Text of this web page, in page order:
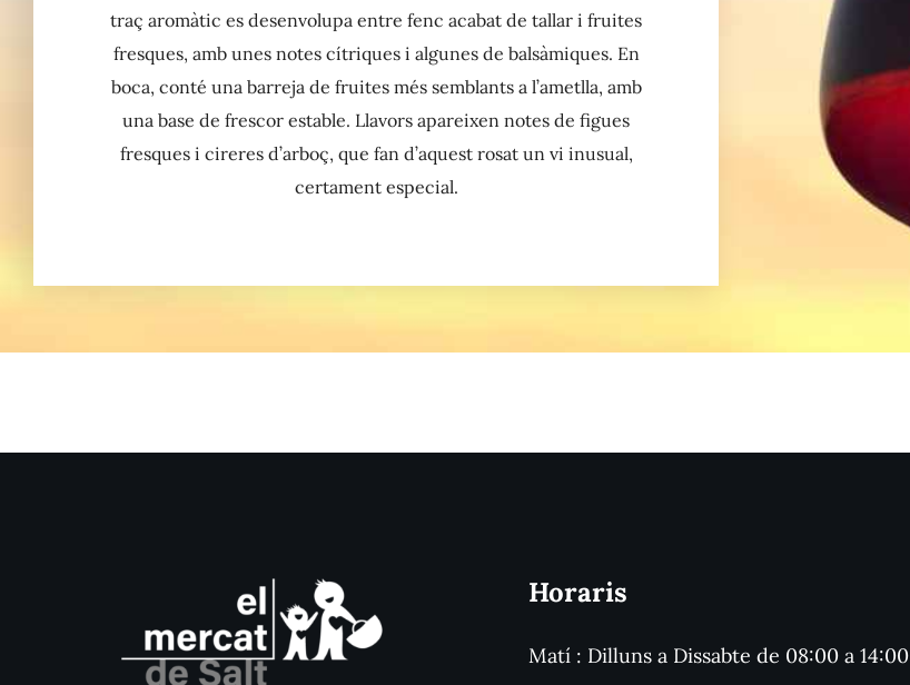
traç aromàtic es desenvolupa entre fenc acabat de tallar i fruites
fresques, amb unes notes cítriques i algunes de balsàmiques. En
boca, conté una barreja de fruites més semblants a l’ametlla, amb
una base de frescor estable. Llavors apareixen notes de figues
fresques i cireres d’arboç, que fan d’aquest rosat un vi inusual,
certament especial.
Horaris
Matí : Dilluns a Dissabte de 08:00 a 14:00